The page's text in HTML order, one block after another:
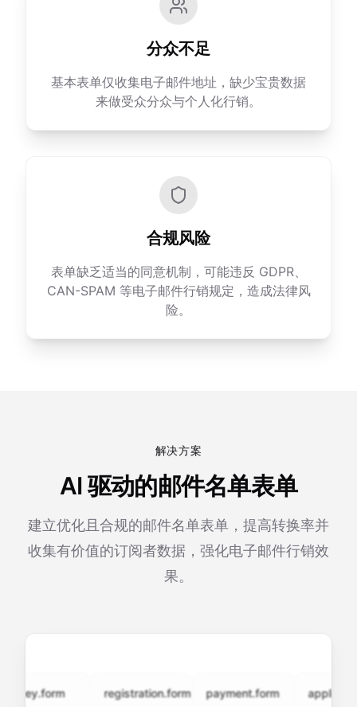
分众不足
基本表单仅收集电子邮件地址，缺少宝贵数据
来做受众分众与个人化行销。
合规风险
表单缺乏适当的同意机制，可能违反 GDPR、
CAN-SPAM 等电子邮件行销规定，造成法律风
险。
解决方案
AI 驱动的邮件名单表单
建立优化且合规的邮件名单表单，提高转换率并
收集有价值的订阅者数据，强化电子邮件行销效
果。
registration.form payment.form